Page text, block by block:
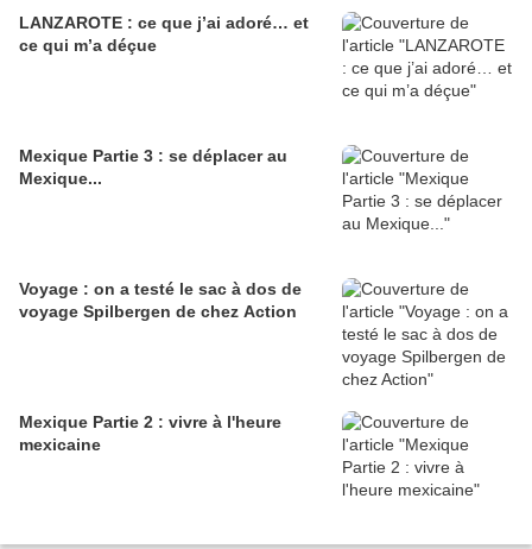
LANZAROTE : ce que j’ai adoré… et
ce qui m’a déçue
Mexique Partie 3 : se déplacer au
Mexique...
Voyage : on a testé le sac à dos de
voyage Spilbergen de chez Action
Mexique Partie 2 : vivre à l'heure
mexicaine